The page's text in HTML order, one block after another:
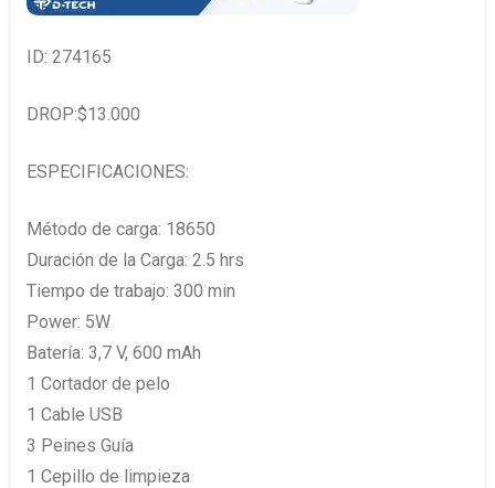
ID: 274165
DROP:$13.000
ESPECIFICACIONES:
Método de carga: 18650
Duración de la Carga: 2.5 hrs
Tiempo de trabajo: 300 min
Power: 5W
Batería: 3,7 V, 600 mAh
1 Cortador de pelo
1 Cable USB
3 Peines Guía
1 Cepillo de limpieza